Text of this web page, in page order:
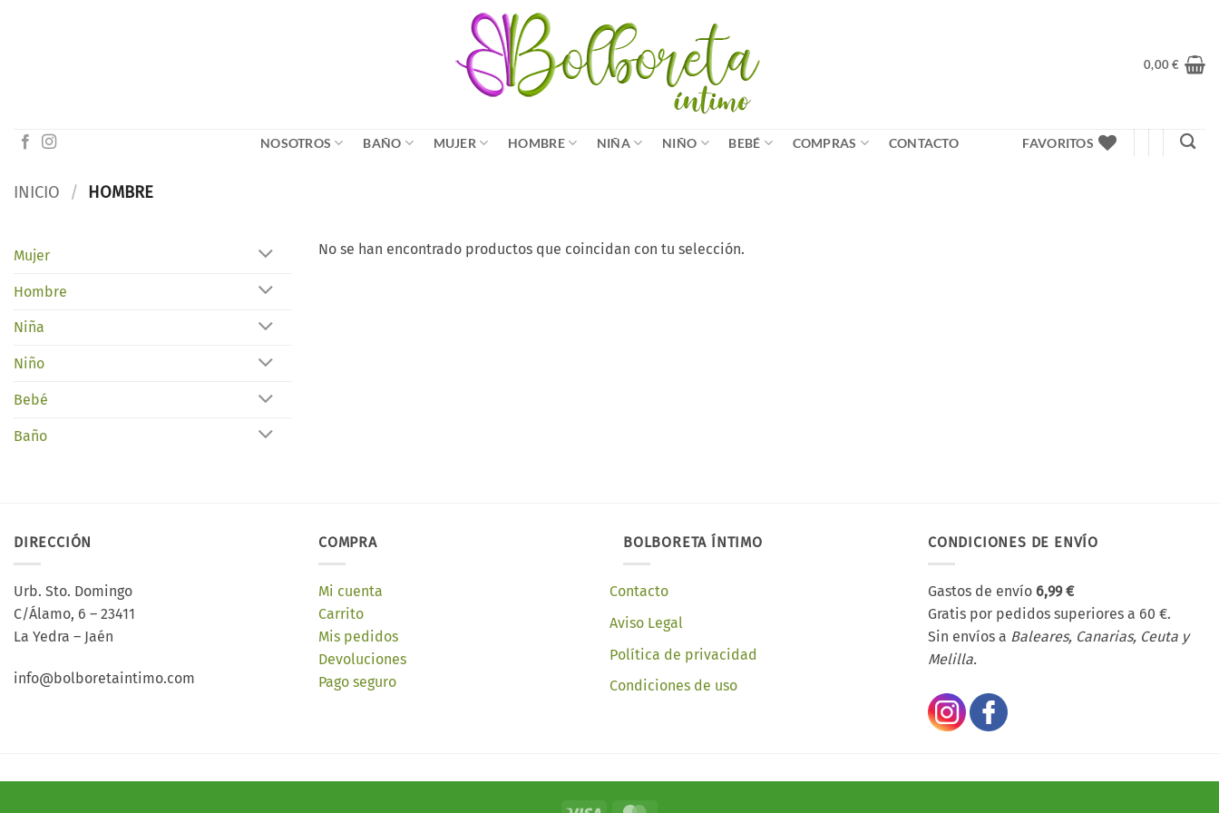
0,00€
NOSOTROS BAÑO MUJER HOMBRE NIÑA NIÑO BEBÉ COMPRAS CONTACTO FAVORITOS
INICIO / HOMBRE
Mujer
Hombre
Niña
Niño
Bebé
Baño
No se han encontrado productos que coincidan con tu selección.
DIRECCIÓN
Urb. Sto. Domingo
C/Álamo, 6 – 23411
La Yedra – Jaén
info@bolboretaintimo.com
COMPRA
Mi cuenta
Carrito
Mis pedidos
Devoluciones
Pago seguro
BOLBORETA ÍNTIMO
Contacto
Aviso Legal
Política de privacidad
Condiciones de uso
CONDICIONES DE ENVÍO
Gastos de envío 6,99 €
Gratis por pedidos superiores a 60 €.
Sin envíos a Baleares, Canarias, Ceuta y
Melilla.